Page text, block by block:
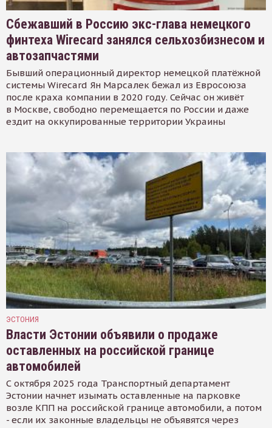
Сбежавший в Россию экс-глава немецкого
финтеха Wirecard занялся сельхозбизнесом и
автозапчастями
Бывший операционный директор немецкой платёжной
системы Wirecard Ян Марсалек бежал из Евросоюза
после краха компании в 2020 году. Сейчас он живёт
в Москве, свободно перемещается по России и даже
ездит на оккупированные территории Украины
ЭСТОНИЯ
Власти Эстонии объявили о продаже
оставленных на российской границе
автомобилей
С октября 2025 года Транспортный департамент
Эстонии начнет изымать оставленные на парковке
возле КПП на российской границе автомобили, а потом
- если их законные владельцы не объявятся через